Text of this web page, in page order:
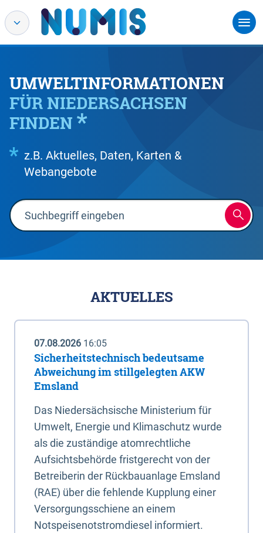
UMWELTINFORMATIONEN
FÜR NIEDERSACHSEN
FINDEN
z.B. Aktuelles, Daten, Karten &
Webangebote
AKTUELLES
07.08.2026 16:05
Sicherheitstechnisch bedeutsame
Abweichung im stillgelegten AKW
Emsland
Das Niedersächsische Ministerium für
Umwelt, Energie und Klimaschutz wurde
als die zuständige atomrechtliche
Aufsichtsbehörde fristgerecht von der
Betreiberin der Rückbauanlage Emsland
(RAE) über die fehlende Kupplung einer
Versorgungsschiene an einem
Notspeisenotstromdiesel informiert.